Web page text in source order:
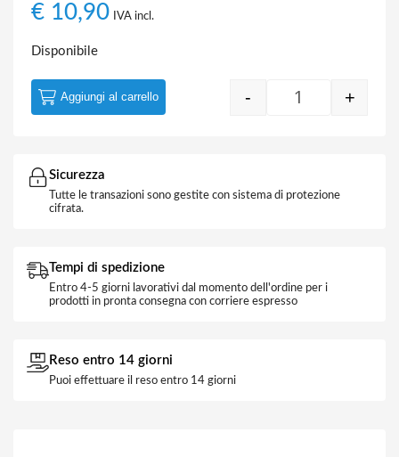
€ 10,90 IVA incl.
Disponibile
Illuminatore
- +
Aggiungi al carrello
Sicurezza
Tutte le transazioni sono gestite con sistema di protezione
cifrata.
Tempi di spedizione
Entro 4-5 giorni lavorativi dal momento dell'ordine per i
prodotti in pronta consegna con corriere espresso
Reso entro 14 giorni
Puoi effettuare il reso entro 14 giorni